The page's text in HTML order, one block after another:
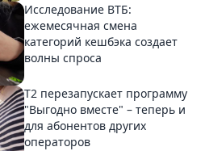
Исследование ВТБ:
ежемесячная смена
категорий кешбэка создает
волны спроса
Т2 перезапускает программу
"Выгодно вместе" – теперь и
для абонентов других
операторов